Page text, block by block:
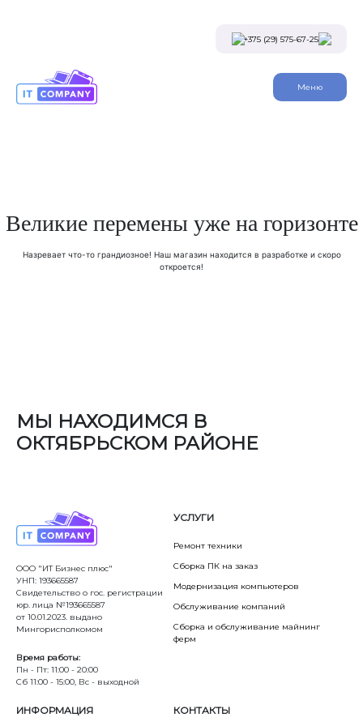
+375 (29) 575-67-25
Меню
Великие перемены уже на горизонте
Назревает что-то грандиозное! Наш магазин находится в разработке и скоро
откроется!
МЫ НАХОДИМСЯ В
ОКТЯБРЬСКОМ РАЙОНЕ
ООО "ИТ Бизнес плюс"
УНП: 193665587
Свидетельство о гос. регистрации
юр. лица №193665587
от 10.01.2023. выдано
Мингорисполкомом
Время работы:
Пн - Пт: 11:00 - 20:00
Сб 11:00 - 15:00, Вс - выходной
УСЛУГИ
Ремонт техники
Сборка ПК на заказ
Модернизация компьютеров
Обслуживание компаний
Сборка и обслуживание майнинг
ферм
ИНФОРМАЦИЯ КОНТАКТЫ